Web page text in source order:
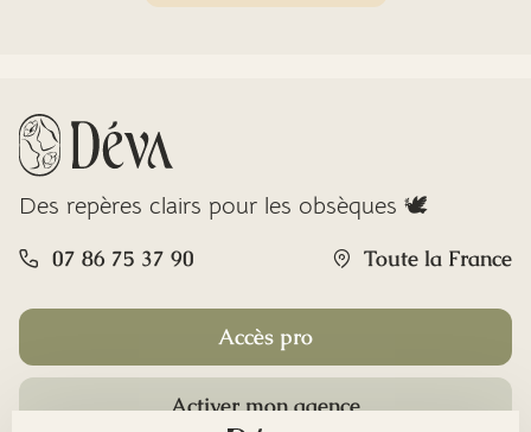
Des repères clairs pour les obsèques 🕊️
07 86 75 37 90 Toute la France
Accès pro
Activer mon agence